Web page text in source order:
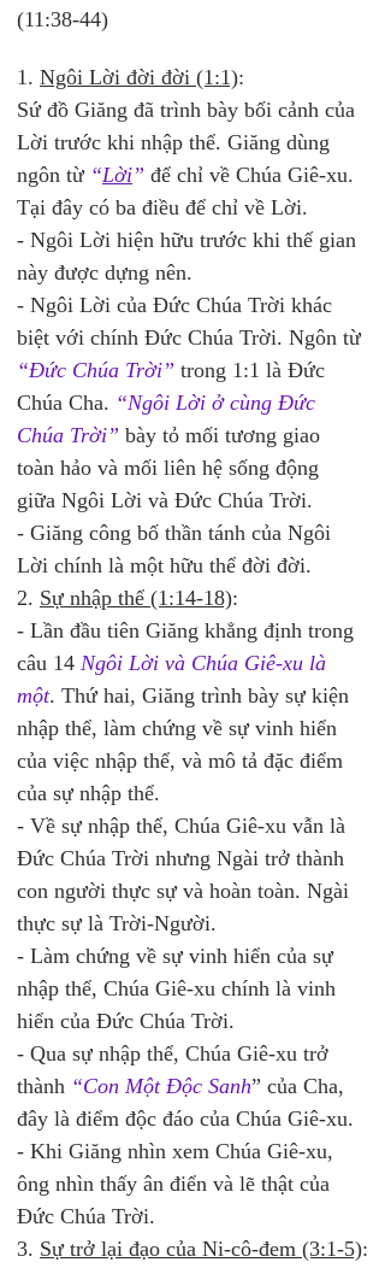
(11:38-44)
1. Ngôi Lời đời đời (1:1):
Sứ đồ Giăng đã trình bày bối cảnh của
Lời trước khi nhập thể. Giăng dùng
ngôn từ “Lời” để chỉ về Chúa Giê-xu.
Tại đây có ba điều để chỉ về Lời.
- Ngôi Lời hiện hữu trước khi thế gian
này được dựng nên.
- Ngôi Lời của Đức Chúa Trời khác
biệt với chính Đức Chúa Trời. Ngôn từ
“Đức Chúa Trời” trong 1:1 là Đức
Chúa Cha. “Ngôi Lời ở cùng Đức
Chúa Trời” bày tỏ mối tương giao
toàn hảo và mối liên hệ sống động
giữa Ngôi Lời và Đức Chúa Trời.
- Giăng công bố thần tánh của Ngôi
Lời chính là một hữu thể đời đời.
2. Sự nhập thể (1:14-18):
- Lần đầu tiên Giăng khẳng định trong
câu 14 Ngôi Lời và Chúa Giê-xu là
một. Thứ hai, Giăng trình bày sự kiện
nhập thể, làm chứng về sự vinh hiển
của việc nhập thể, và mô tả đặc điểm
của sự nhập thể.
- Về sự nhập thể, Chúa Giê-xu vẫn là
Đức Chúa Trời nhưng Ngài trở thành
con người thực sự và hoàn toàn. Ngài
thực sự là Trời-Người.
- Làm chứng về sự vinh hiển của sự
nhập thể, Chúa Giê-xu chính là vinh
hiển của Đức Chúa Trời.
- Qua sự nhập thể, Chúa Giê-xu trở
thành “Con Một Độc Sanh” của Cha,
đây là điểm độc đáo của Chúa Giê-xu.
- Khi Giăng nhìn xem Chúa Giê-xu,
ông nhìn thấy ân điển và lẽ thật của
Đức Chúa Trời.
3. Sự trở lại đạo của Ni-cô-đem (3:1-5):